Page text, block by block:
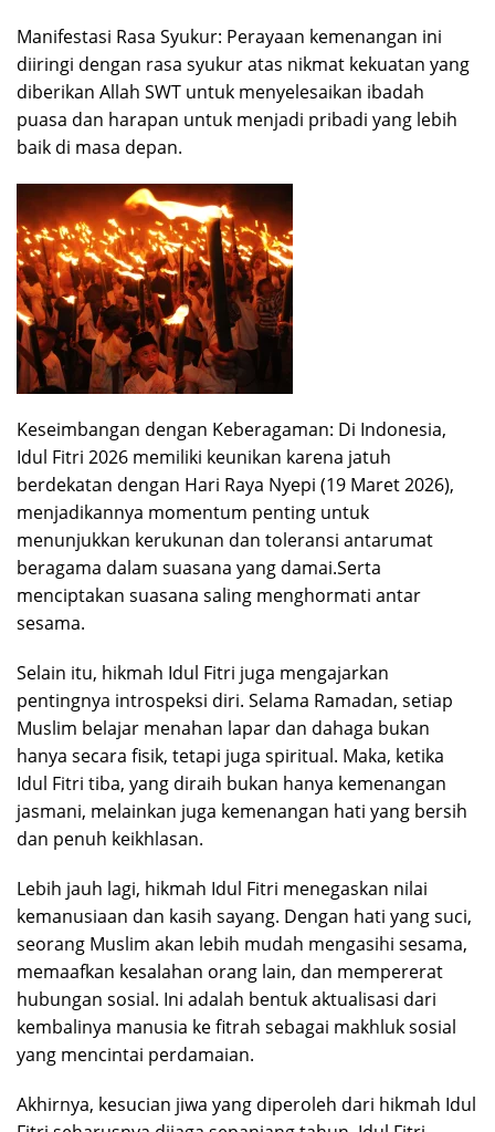
Manifestasi Rasa Syukur: Perayaan kemenangan ini
diiringi dengan rasa syukur atas nikmat kekuatan yang
diberikan Allah SWT untuk menyelesaikan ibadah
puasa dan harapan untuk menjadi pribadi yang lebih
baik di masa depan.
Keseimbangan dengan Keberagaman: Di Indonesia,
Idul Fitri 2026 memiliki keunikan karena jatuh
berdekatan dengan Hari Raya Nyepi (19 Maret 2026),
menjadikannya momentum penting untuk
menunjukkan kerukunan dan toleransi antarumat
beragama dalam suasana yang damai.Serta
menciptakan suasana saling menghormati antar
sesama.
Selain itu, hikmah Idul Fitri juga mengajarkan
pentingnya introspeksi diri. Selama Ramadan, setiap
Muslim belajar menahan lapar dan dahaga bukan
hanya secara fisik, tetapi juga spiritual. Maka, ketika
Idul Fitri tiba, yang diraih bukan hanya kemenangan
jasmani, melainkan juga kemenangan hati yang bersih
dan penuh keikhlasan.
Lebih jauh lagi, hikmah Idul Fitri menegaskan nilai
kemanusiaan dan kasih sayang. Dengan hati yang suci,
seorang Muslim akan lebih mudah mengasihi sesama,
memaafkan kesalahan orang lain, dan mempererat
hubungan sosial. Ini adalah bentuk aktualisasi dari
kembalinya manusia ke fitrah sebagai makhluk sosial
yang mencintai perdamaian.
Akhirnya, kesucian jiwa yang diperoleh dari hikmah Idul